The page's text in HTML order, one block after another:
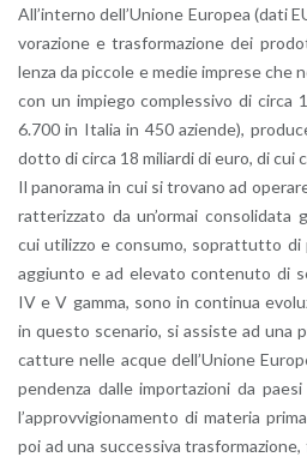
Al­l’in­ter­no del­l’U­nio­ne Eu­ro­pea (dati
vo­ra­zio­ne e tra­sfor­ma­zio­ne dei
len­za da pic­co­le e medie im­pre­se che
con un im­pie­go com­ples­si­vo di circa
6.700 in Ita­lia in 450 azien­de),
dot­to di circa 18 mi­liar­di di euro, di cui
Il pa­no­ra­ma in cui si tro­va­no ad
rat­te­riz­za­to da un’or­mai con­so­li­da­ta
cui uti­liz­zo e con­su­mo, so­prat­tut­to
ag­giun­to e ad ele­va­to con­te­nu­to di
IV e V gamma, sono in con­ti­nua
in que­sto sce­na­rio, si as­si­ste ad una
cat­tu­re nelle acque del­l’U­nio­ne
pen­den­za dalle im­por­ta­zio­ni da
l’ap­prov­vi­gio­na­men­to di ma­te­ria
poi ad una suc­ces­si­va